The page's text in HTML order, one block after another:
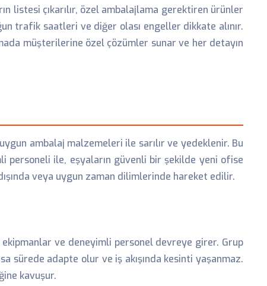
listesi çıkarılır, özel ambalajlama gerektiren ürünler
trafik saatleri ve diğer olası engeller dikkate alınır.
müşterilerine özel çözümler sunar ve her detayın
ambalaj malzemeleri ile sarılır ve yedeklenir. Bu
personeli ile, eşyaların güvenli bir şekilde yeni ofise
veya uygun zaman dilimlerinde hareket edilir.
ve deneyimli personel devreye girer. Grup
sürede adapte olur ve iş akışında kesinti yaşanmaz.
kavuşur.